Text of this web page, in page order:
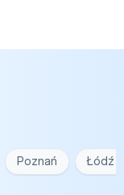
Poznań Łódź